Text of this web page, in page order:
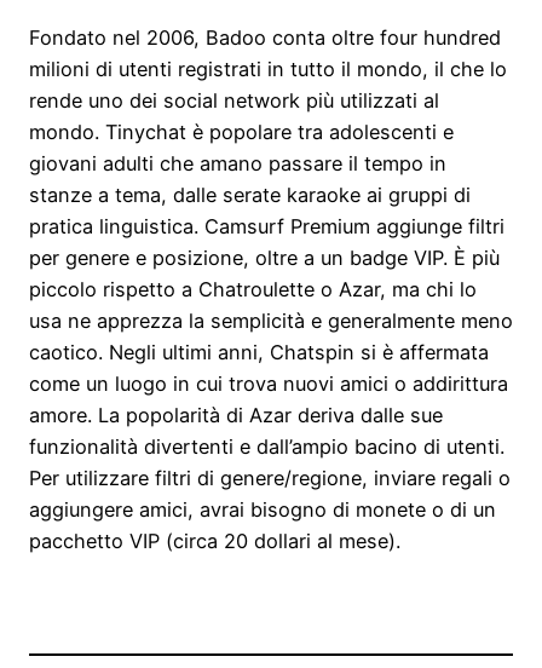
Fondato nel 2006, Badoo conta oltre four hundred
milioni di utenti registrati in tutto il mondo, il che lo
rende uno dei social network più utilizzati al
mondo. Tinychat è popolare tra adolescenti e
giovani adulti che amano passare il tempo in
stanze a tema, dalle serate karaoke ai gruppi di
pratica linguistica. Camsurf Premium aggiunge filtri
per genere e posizione, oltre a un badge VIP. È più
piccolo rispetto a Chatroulette o Azar, ma chi lo
usa ne apprezza la semplicità e generalmente meno
caotico. Negli ultimi anni, Chatspin si è affermata
come un luogo in cui trova nuovi amici o addirittura
amore. La popolarità di Azar deriva dalle sue
funzionalità divertenti e dall’ampio bacino di utenti.
Per utilizzare filtri di genere/regione, inviare regali o
aggiungere amici, avrai bisogno di monete o di un
pacchetto VIP (circa 20 dollari al mese).